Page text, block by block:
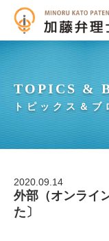
TOPICS &
トピックス＆ブ
2020.09.14
外部（オンライ
た〕